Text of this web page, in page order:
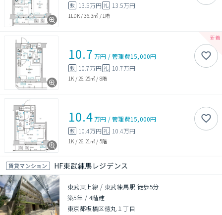
敷 13.5万円 礼 13.5万円
1LDK/36.3㎡ / 1階
10.7 万円 /管理費15,000円
敷 10.7万円 礼 10.7万円
1K / 26.25㎡ / 8階
10.4万円 /管理費15,000円
敷 10.4万円 礼 10.4万円
1K / 26.21㎡ / 5階
賃貸マンション HF東武練馬レジデンス
東武東上線 / 東武練馬駅 徒歩5分
築5年 / 4階建
東京都板橋区徳丸１丁目